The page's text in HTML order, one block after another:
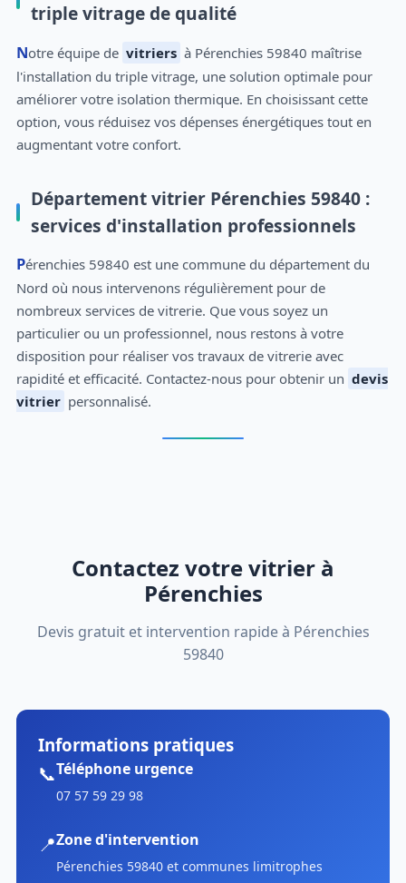
triple vitrage de qualité
Notre équipe de vitriers à Pérenchies 59840 maîtrise
l'installation du triple vitrage, une solution optimale pour
améliorer votre isolation thermique. En choisissant cette
option, vous réduisez vos dépenses énergétiques tout en
augmentant votre confort.
Département vitrier Pérenchies 59840 :
services d'installation professionnels
Pérenchies 59840 est une commune du département du
Nord où nous intervenons régulièrement pour de
nombreux services de vitrerie. Que vous soyez un
particulier ou un professionnel, nous restons à votre
disposition pour réaliser vos travaux de vitrerie avec
rapidité et efficacité. Contactez-nous pour obtenir un devis
vitrier personnalisé.
Contactez votre vitrier à
Pérenchies
Devis gratuit et intervention rapide à Pérenchies
59840
Informations pratiques
📞Téléphone urgence
07 57 59 29 98
📍Zone d'intervention
Pérenchies 59840 et communes limitrophes